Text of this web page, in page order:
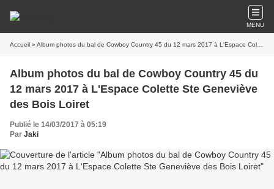
MENU
Accueil » Album photos du bal de Cowboy Country 45 du 12 mars 2017 à L'Espace Colette Ste Geneviève des Bois Loiret
Album photos du bal de Cowboy Country 45 du
12 mars 2017 à L'Espace Colette Ste Geneviève
des Bois Loiret
Publié le 14/03/2017 à 05:19
Par Jaki